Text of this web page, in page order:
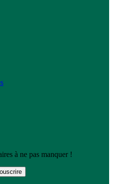
à ne pas manquer !